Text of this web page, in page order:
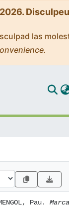
las
Pau.